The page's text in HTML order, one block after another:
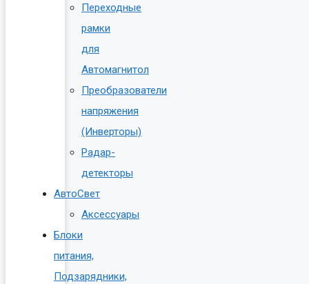
Переходные
рамки
для
Автомагнитол
Преобразователи
напряжения
(Инверторы)
Радар-
детекторы
АвтоСвет
Аксессуары
Блоки
питания,
Подзарядники,